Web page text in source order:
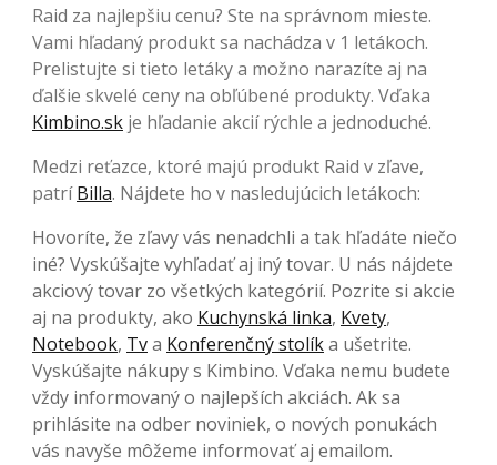
Raid za najlepšiu cenu? Ste na správnom mieste.
Vami hľadaný produkt sa nachádza v 1 letákoch.
Prelistujte si tieto letáky a možno narazíte aj na
ďalšie skvelé ceny na obľúbené produkty. Vďaka
Kimbino.sk je hľadanie akcií rýchle a jednoduché.
Medzi reťazce, ktoré majú produkt Raid v zľave,
patríBilla. Nájdete ho v nasledujúcich letákoch:
Hovoríte, že zľavy vás nenadchli a tak hľadáte niečo
iné? Vyskúšajte vyhľadať aj iný tovar. U nás nájdete
akciový tovar zo všetkých kategórií. Pozrite si akcie
aj na produkty, ako Kuchynská linka, Kvety,
Notebook, Tva Konferenčný stolíka ušetrite.
Vyskúšajte nákupy s Kimbino. Vďaka nemu budete
vždy informovaný o najlepších akciách. Ak sa
prihlásite na odber noviniek, o nových ponukách
vás navyše môžeme informovať aj emailom.